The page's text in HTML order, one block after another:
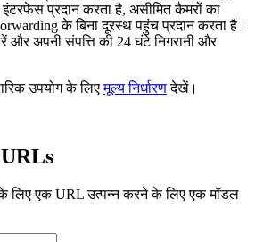
प्रदान करता है, असीमित कैमरों का
के बिना दूरस्थ पहुंच प्रदान करता है।
अपनी संपत्ति की 24 घंटे निगरानी और
उपयोग के लिएमूल्य निर्धारणदेखें।
लिए एक URL उत्पन्न करने के लिए एक मॉडल